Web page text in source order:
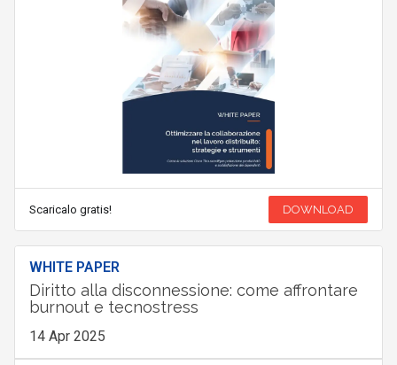
Scaricalo gratis! DOWNLOAD
WHITE PAPER
Diritto alla disconnessione: come affrontare
burnout e tecnostress
14 Apr 2025